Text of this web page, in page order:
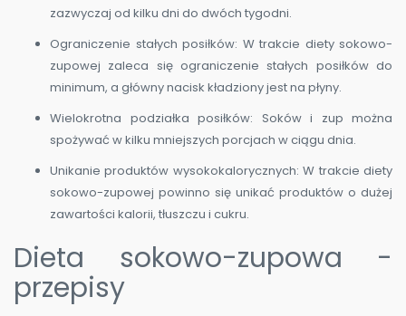
zazwyczaj od kilku dni do dwóch tygodni.
Ograniczenie stałych posiłków: W trakcie diety sokowo-
zupowej zaleca się ograniczenie stałych posiłków do
minimum, a główny nacisk kładziony jest na płyny.
Wielokrotna podziałka posiłków: Soków i zup można
spożywać w kilku mniejszych porcjach w ciągu dnia.
Unikanie produktów wysokokalorycznych: W trakcie diety
sokowo-zupowej powinno się unikać produktów o dużej
zawartości kalorii, tłuszczu i cukru.
Dieta sokowo-zupowa -
przepisy